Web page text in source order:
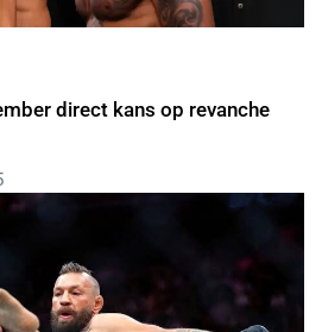
direct kans op revanche